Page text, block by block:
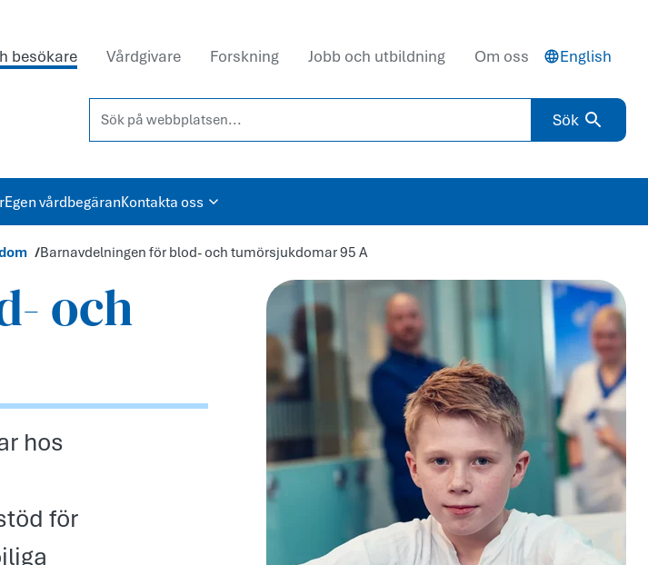
besökare Vårdgivare Forskning Jobb och utbildning Om oss English
Sök på webbplatsen...
Sök
Egen vårdbegäranKontakta oss
Barnavdelningen för blod- och tumörsjukdomar 95 A
och
hos
för